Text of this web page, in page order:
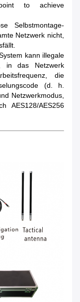
to achieve
Selbstmontage-
Netzwerk nicht,
kann illegale
in das Netzwerk
die
(d. h.
Netzwerkmodus,
AES128/AES256